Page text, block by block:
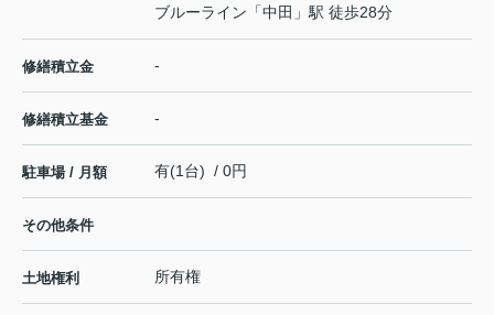
ブルーライン 「中田 」駅 徒歩28分
修繕積立金 -
修繕積立基金 -
駐車場 / 月額 有(1台) / 0円
その他条件
土地権利 所有権